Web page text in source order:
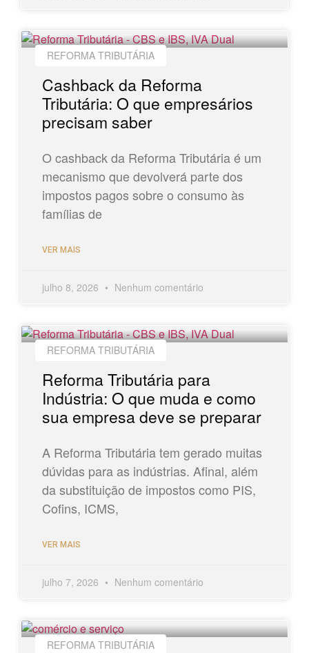
REFORMA TRIBUTÁRIA
Cashback da Reforma
Tributária: O que empresários
precisam saber
O cashback da Reforma Tributária é um
mecanismo que devolverá parte dos
impostos pagos sobre o consumo às
famílias de
VER MAIS
julho 8, 2026 Nenhum comentário
REFORMA TRIBUTÁRIA
Reforma Tributária para
Indústria: O que muda e como
sua empresa deve se preparar
A Reforma Tributária tem gerado muitas
dúvidas para as indústrias. Afinal, além
da substituição de impostos como PIS,
Cofins, ICMS,
VER MAIS
julho 7, 2026 Nenhum comentário
REFORMA TRIBUTÁRIA